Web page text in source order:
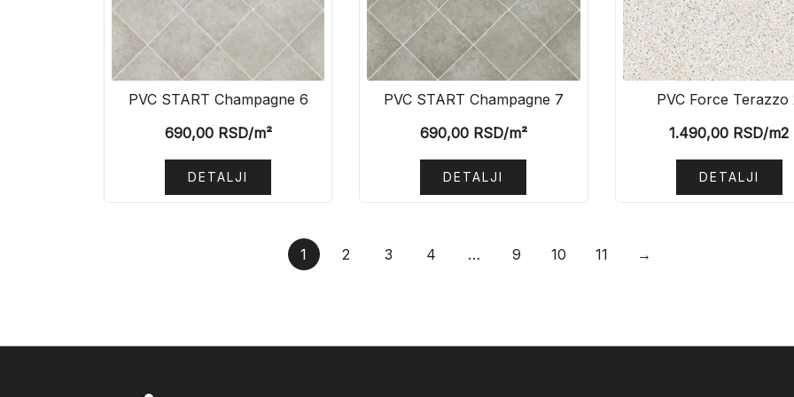
PVC START Champagne 6
690,00RSD/m²
DETALJI
PVC START Champagne 7
690,00RSD/m²
DETALJI
PVC Force Terazzo
1.490,00 RSD/m2
DETALJI
1 2 3 4 … 9 10 11 →